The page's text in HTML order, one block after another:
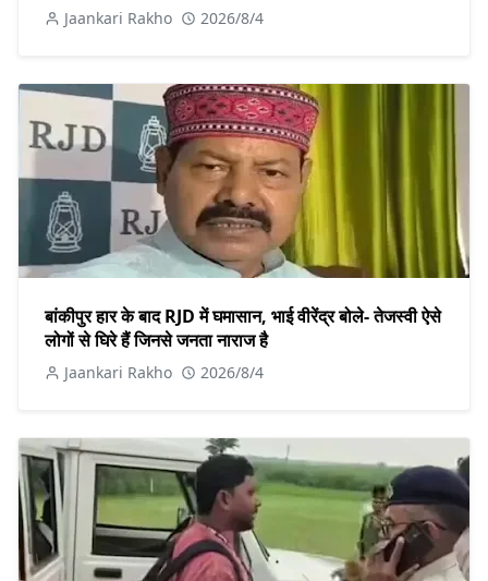
Jaankari Rakho 2026/8/4
बांकीपुर हार के बाद RJD में घमासान, भाई वीरेंद्र बोले- तेजस्वी ऐसे
लोगों से घिरे हैं जिनसे जनता नाराज है
Jaankari Rakho 2026/8/4